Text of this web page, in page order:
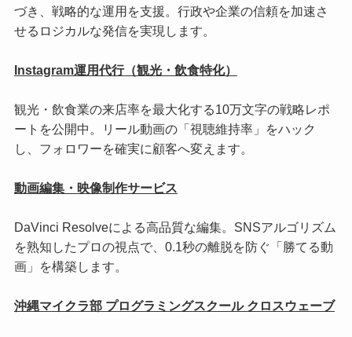
づき、戦略的な運用を支援。行政や企業の信頼を加速さ
せるロジカルな発信を実現します。
Instagram運用代行（観光・飲食特化）
観光・飲食業の来店率を最大化する10万文字の戦略レポ
ートを公開中。リール動画の「視聴維持率」をハック
し、フォロワーを確実に顧客へ変えます。
動画編集・映像制作サービス
DaVinci Resolveによる高品質な編集。SNSアルゴリズム
を熟知したプロの視点で、0.1秒の離脱を防ぐ「勝てる動
画」を構築します。
沖縄マイクラ部 プログラミングスクール クロスウェーブ